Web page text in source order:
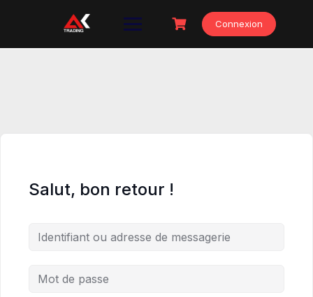
Connexion
Salut, bon retour !